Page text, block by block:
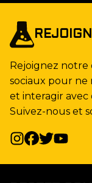
Rejoignez notre
sociaux pour ne
et interagir avec
Suivez-nous et